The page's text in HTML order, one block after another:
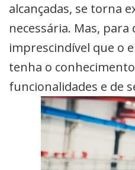
alcançadas, se torna
necessária. Mas, para
imprescindível que o
tenha o
funcionalidades e de